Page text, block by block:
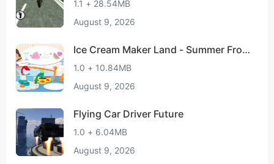
1.1 + 28.54MB
August 9, 2026
Ice Cream Maker Land - Summer Froz
en Food
1.0 + 10.84MB
August 9, 2026
Flying Car Driver Future
1.0 + 6.04MB
August 9, 2026